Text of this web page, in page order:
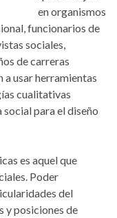
en organismos
funcionarios de
sociales,
de carreras
a usar herramientas
cualitativas
para el diseño
es aquel que
Poder
del
y posiciones de